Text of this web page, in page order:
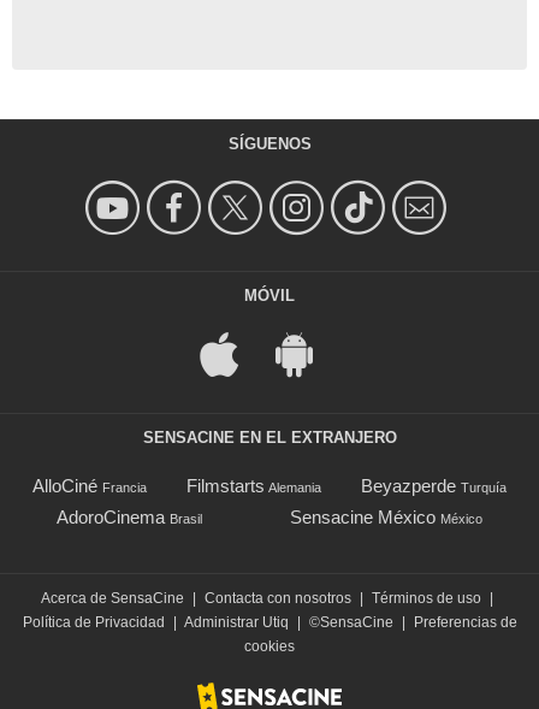
SÍGUENOS
MÓVIL
SENSACINE EN EL EXTRANJERO
AlloCiné Francia Filmstarts Alemania Beyazperde Turquía
AdoroCinema Brasil Sensacine México México
Acerca de SensaCine Contacta con nosotros Términos de uso
Política de Privacidad
Administrar Utiq ©SensaCine
Preferencias de
cookies